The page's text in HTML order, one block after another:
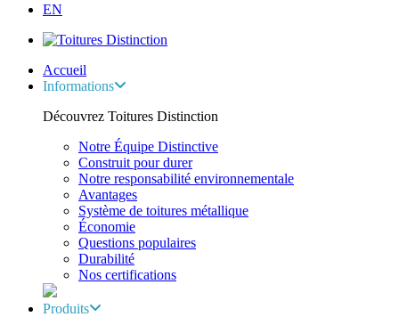
EN
Accueil
Informations
Découvrez Toitures Distinction
Notre Équipe Distinctive
Construit pour durer
Notre responsabilité environnementale
Avantages
Système de toitures métallique
Économie
Questions populaires
Durabilité
Nos certifications
Produits